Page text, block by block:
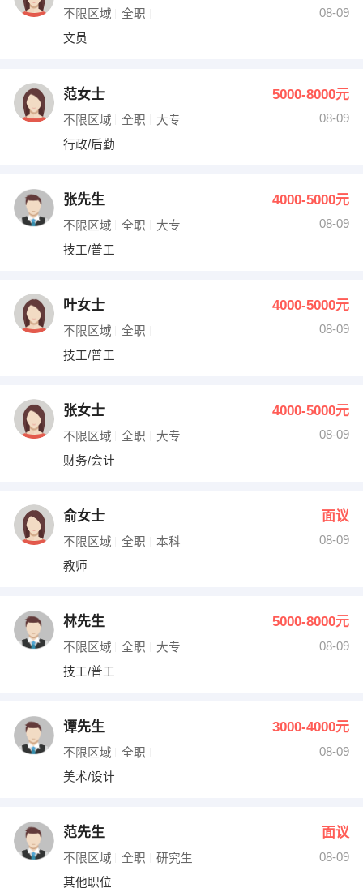
不限区域 全职
08-09
文员
范女士 5000-8000元
不限区域 全职 大专
08-09
行政/后勤
张先生 4000-5000元
不限区域 全职 大专
08-09
技工/普工
叶女士 4000-5000元
不限区域 全职
08-09
技工/普工
张女士 4000-5000元
不限区域 全职 大专
08-09
财务/会计
俞女士 面议
不限区域 全职 本科
08-09
教师
林先生 5000-8000元
不限区域 全职 大专
08-09
技工/普工
谭先生 3000-4000元
不限区域 全职
08-09
美术/设计
范先生 面议
不限区域 全职 研究生
08-09
其他职位